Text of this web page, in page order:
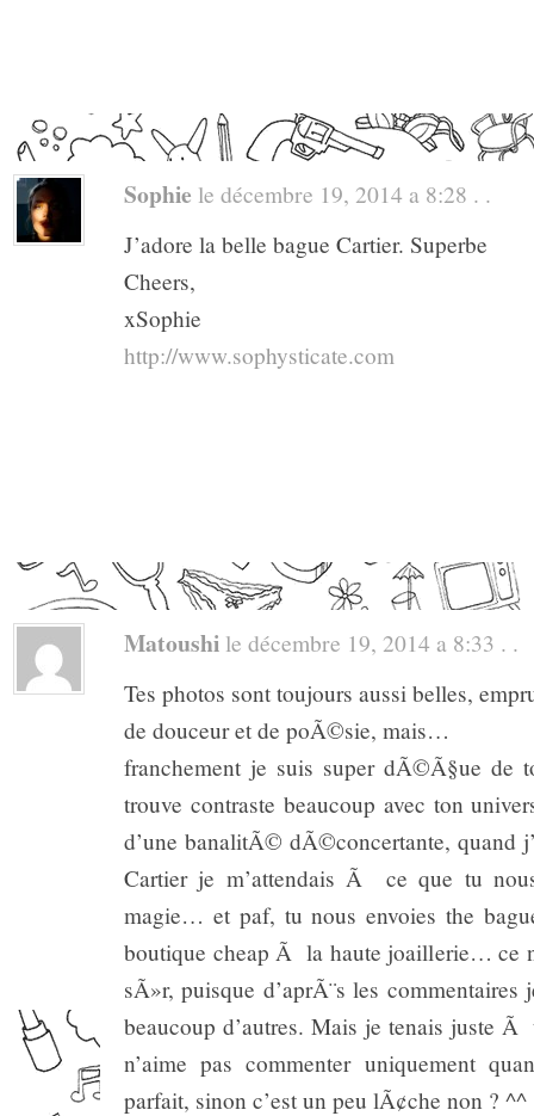
Sophie le décembre 19, 2014 a 8:28 . .
J’adore la belle bague Cartier. Superbe
Cheers,
xSophie
http://www.sophysticate.com
Matoushi le décembre 19, 2014 a 8:33 . .
Tes photos sont toujours aussi belles,
de douceur et de poÃ©sie, mais…
franchement je suis super dÃ©Ã§ue de
trouve contraste beaucoup avec ton
d’une banalitÃ© dÃ©concertante, quand
Cartier je m’attendais Ã ce que tu
magie… et paf, tu nous envoies the
boutique cheap Ã la haute joaillerie… ce
sÃ»r, puisque d’aprÃ¨s les
beaucoup d’autres. Mais je tenais juste
n’aime pas commenter uniquement
parfait, sinon c’est un peu lÃ¢che non ? ^^